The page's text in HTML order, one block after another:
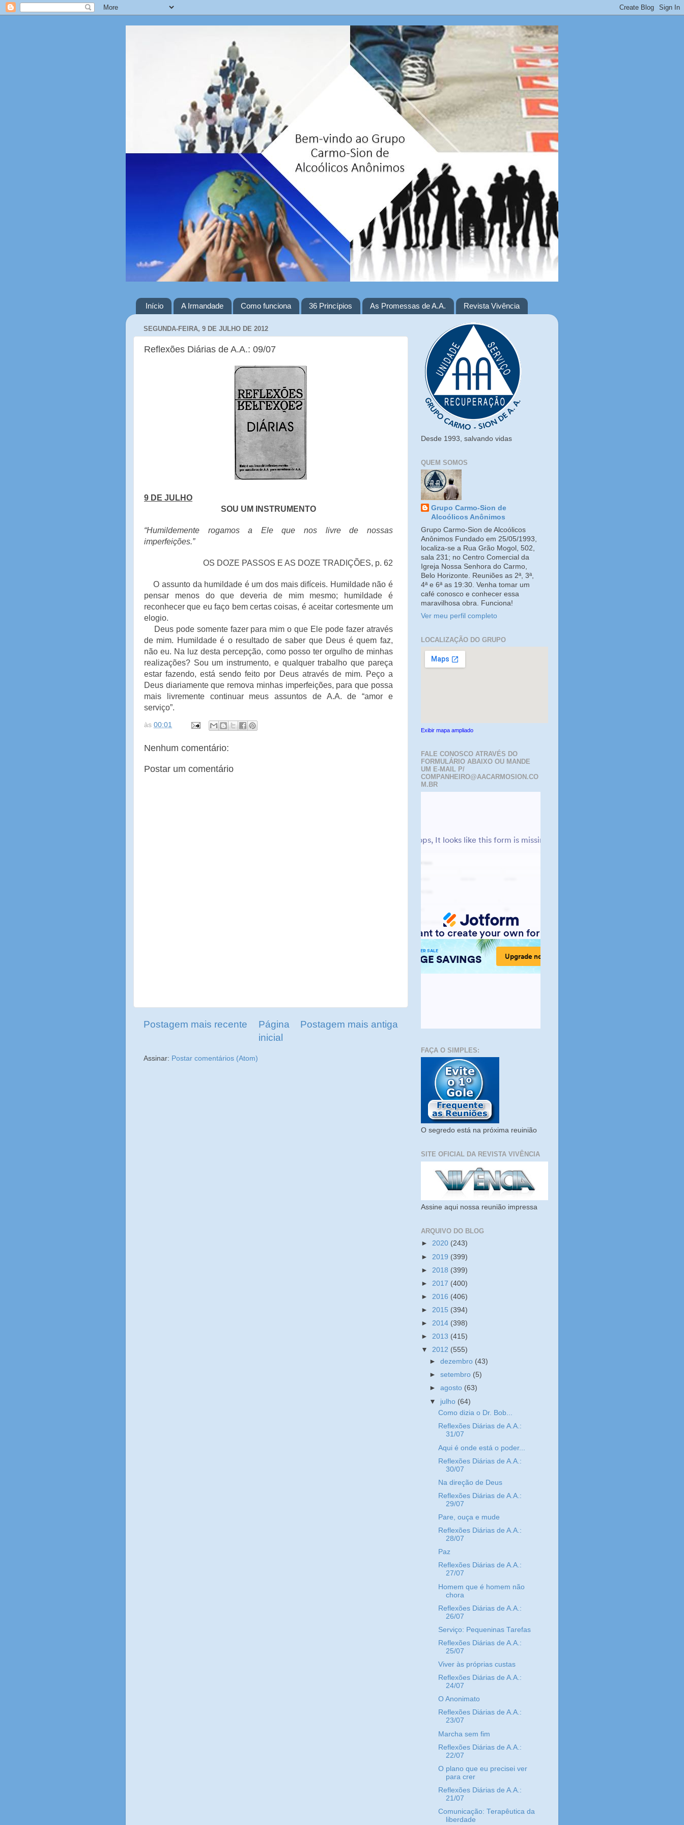
Início A Irmandade Como funciona 36 Princípios As Promessas de A.A. Revista Vivência
SEGUNDA-FEIRA, 9 DE JULHO DE 2012
Reflexões Diárias de A.A.: 09/07
9 DE JULHO
SOU UM INSTRUMENTO
“Humildemente rogamos a Ele que nos livre de nossas
imperfeições.”
OS DOZE PASSOS E AS DOZE TRADIÇÕES, p. 62
O assunto da humildade é um dos mais difíceis. Humildade não é
pensar menos do que deveria de mim mesmo; humildade é
reconhecer que eu faço bem certas coisas, é aceitar cortesmente um
elogio.
Deus pode somente fazer para mim o que Ele pode fazer através
de mim. Humildade é o resultado de saber que Deus é quem faz,
não eu. Na luz desta percepção, como posso ter orgulho de minhas
realizações? Sou um instrumento, e qualquer trabalho que pareça
estar fazendo, está sendo feito por Deus através de mim. Peço a
Deus diariamente que remova minhas imperfeições, para que possa
mais livremente continuar meus assuntos de A.A. de “amor e
serviço”.
às 00:01
Nenhum comentário:
Postar um comentário
Postagem mais recente Postagem mais antiga
Página
inicial
Assinar: Postar comentários (Atom)
Desde 1993, salvando vidas
QUEM SOMOS
Grupo Carmo-Sion de
Alcoólicos Anônimos
Grupo Carmo-Sion de Alcoólicos
Anônimos Fundado em 25/05/1993,
localiza-se a Rua Grão Mogol, 502,
sala 231; no Centro Comercial da
Igreja Nossa Senhora do Carmo,
Belo Horizonte. Reuniões as 2ª, 3ª,
4ª e 6ª as 19:30. Venha tomar um
café conosco e conhecer essa
maravilhosa obra. Funciona!
Ver meu perfil completo
LOCALIZAÇÃO DO GRUPO
Exibir mapa ampliado
FALE CONOSCO ATRAVÉS DO
FORMULÁRIO ABAIXO OU MANDE
UM E-MAIL P/
COMPANHEIRO@AACARMOSION.CO
M.BR
FAÇA O SIMPLES:
O segredo está na próxima reuinião
SITE OFICIAL DA REVISTA VIVÊNCIA
Assine aqui nossa reunião impressa
ARQUIVO DO BLOG
► 2020 (243)
► 2019 (399)
► 2018 (399)
► 2017 (400)
► 2016 (406)
► 2015 (394)
► 2014 (398)
► 2013 (415)
▼ 2012 (555)
►dezembro (43)
►setembro (5)
►agosto (63)
▼ julho (64)
Como dizia o Dr. Bob...
Reflexões Diárias de A.A.:
31/07
Aqui é onde está o poder...
Reflexões Diárias de A.A.:
30/07
Na direção de Deus
Reflexões Diárias de A.A.:
29/07
Pare, ouça e mude
Reflexões Diárias de A.A.:
28/07
Paz
Reflexões Diárias de A.A.:
27/07
Homem que é homem não
chora
Reflexões Diárias de A.A.:
26/07
Serviço: Pequeninas Tarefas
Reflexões Diárias de A.A.:
25/07
Viver às próprias custas
Reflexões Diárias de A.A.:
24/07
O Anonimato
Reflexões Diárias de A.A.:
23/07
Marcha sem fim
Reflexões Diárias de A.A.:
22/07
O plano que eu precisei ver
para crer
Reflexões Diárias de A.A.:
21/07
Comunicação: Terapêutica da
liberdade